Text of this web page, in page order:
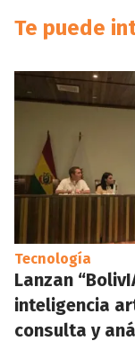
Te puede
Tecnología
Lanzan
inteligencia
consulta y